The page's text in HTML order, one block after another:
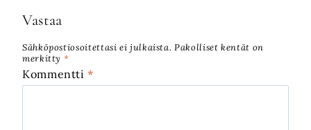
Vastaa
Sähköpostiosoitettasi ei julkaista. Pakolliset kentät on
merkitty *
Kommentti*